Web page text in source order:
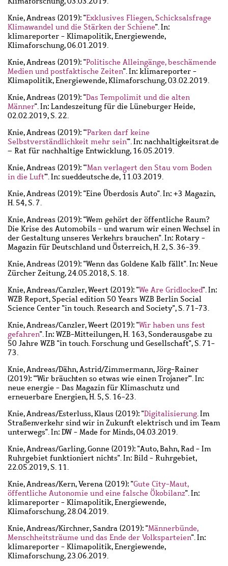
Knie, Andreas (2019): "Exklusives Fliegen, Schicksalsfrage
Klimawandel und die Stärken der Schiene". In:
klimareporter - Klimapolitik, Energiewende,
Klimaforschung, 06.01.2019.
Knie, Andreas (2019): "Politische Alleingänge, beschämende
Medien und postfaktische Zeiten". In: klimareporter -
Klimapolitik, Energiewende, Klimaforschung, 03.02.2019.
Knie, Andreas (2019): "Das Tempolimit und die alten
Männer". In: Landeszeitung für die Lüneburger Heide,
02.02.2019, S. 22.
Knie, Andreas (2019): "'Parken darf keine
Selbstverständlichkeit mehr sein'". In: nachhaltigkeitsrat.de
– Rat für nachhaltige Entwicklung, 16.05.2019.
Knie, Andreas (2019): "'Man verlagert den Stau vom Boden
in die Luft'". In: sueddeutsche.de, 11.03.2019.
Knie, Andreas (2019): "Eine Überdosis Auto". In: +3 Magazin,
H. 54, S. 7.
Knie, Andreas (2019): "Wem gehört der öffentliche Raum?
Die Krise des Automobils - und warum wir einen Wechsel in
der Gestaltung unseres Verkehrs brauchen". In: Rotary -
Magazin für Deutschland und Österreich, H. 2, S. 36-39.
Knie, Andreas (2019): "Wenn das Goldene Kalb fällt". In: Neue
Zürcher Zeitung, 24.05.2018, S. 18.
Knie, Andreas/Canzler, Weert (2019): "We Are Gridlocked". In:
WZB Report, Special edition 50 Years WZB Berlin Social
Science Center "in touch. Research and Society", S. 71-73.
Knie, Andreas/Canzler, Weert (2019): "Wir haben uns fest
gefahren". In: WZB-Mitteilungen, H. 163, Sonderausgabe zu
50 Jahre WZB "in touch. Forschung und Gesellschaft", S. 71-
73.
Knie, Andreas/Dähn, Astrid/Zimmermann, Jörg-Rainer
(2019): "'Wir bräuchten so etwas wie einen Trojaner'". In:
neue energie - Das Magazin für Klimaschutz und
erneuerbare Energien, H. 5, S. 16-23.
Knie, Andreas/Esterluss, Klaus (2019): "Digitalisierung. Im
Straßenverkehr sind wir in Zukunft elektrisch und im Team
unterwegs". In: DW - Made for Minds, 04.03.2019.
Knie, Andreas/Garling, Gonne (2019): "Auto, Bahn, Rad - Im
Ruhrgebiet funktioniert nichts". In: Bild - Ruhrgebiet,
22.05.2019, S. 11.
Knie, Andreas/Kern, Verena (2019): "Gute City-Maut,
öffentliche Autonomie und eine falsche Ökobilanz". In:
klimareporter - Klimapolitik, Energiewende,
Klimaforschung, 28.04.2019.
Knie, Andreas/Kirchner, Sandra (2019): "Männerbünde,
Menschheitsträume und das Ende der Volksparteien". In:
klimareporter - Klimapolitik, Energiewende,
Klimaforschung, 23.06.2019.